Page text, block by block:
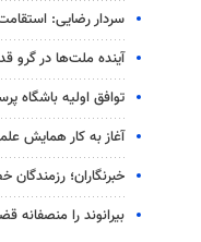
سردار رضایی:
آینده ملت‌ها در گرو
توافق اولیه باشگاه
آغاز به کار همایش علمی اربعین
خبرنگاران؛
بیرانوند را